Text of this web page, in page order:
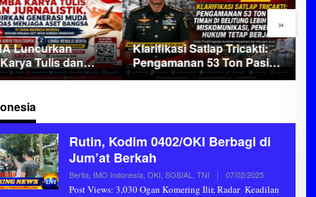
»
Luncurkan
Tulis dan
Lahirkan
Aset Bangsa
Klarifikasi Satlap Tricakti:
Pengamanan 53 Ton Pasir
Timah di Belitung Lebih
Rutin, Kodim 0402/OKI Berbagi di
Jum’at Berkah
Berita, IMO Indonesia, OKI, SOSIAL, TNI | 07/02/2025O
L
E
Post Views: 3,030 Ogan Komering Ilir, Radar Keadilan